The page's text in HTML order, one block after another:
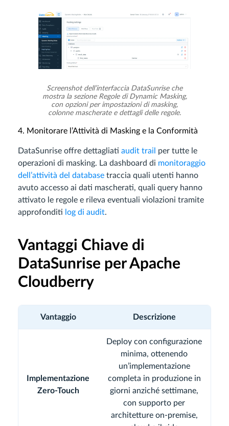
Screenshot dell’interfaccia DataSunrise che
mostra la sezione Regole di Dynamic Masking,
con opzioni per impostazioni di masking,
colonne mascherate e dettagli delle regole.
4. Monitorare l’Attività di Masking e la Conformità
DataSunrise offre dettagliati audit trail
per tutte le
operazioni di masking. La dashboard di monitoraggio
dell’attività del database traccia quali utenti hanno
avuto accesso ai dati mascherati, quali query hanno
attivato le regole e rileva eventuali violazioni tramite
approfonditi log di audit.
Vantaggi Chiave di
DataSunrise per Apache
Cloudberry
Vantaggio Descrizione
Implementazione
Zero-Touch
Deploy con configurazione
minima, ottenendo
un’implementazione
completa in produzione in
giorni anziché settimane,
con supporto per
architetture on-premise,